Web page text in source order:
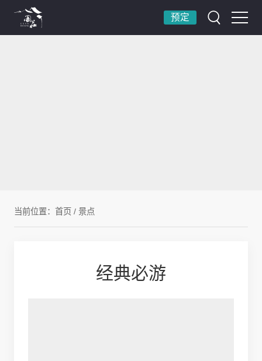
预定
当前位置： 首页 / 景点
经典必游